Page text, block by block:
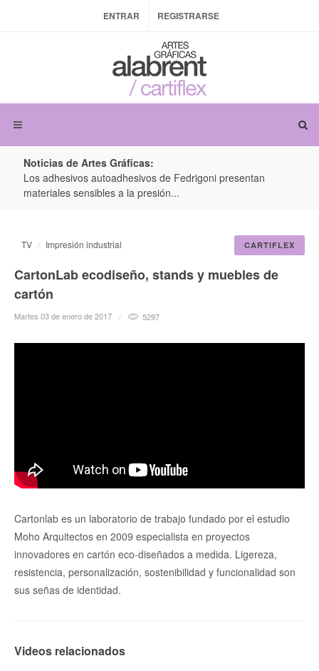
ENTRAR REGISTRARSE
Noticias de Artes Gráficas:
Los adhesivos autoadhesivos de Fedrigoni presentan
materiales sensibles a la presión...
CARTIFLEX
TV Impresión industrial
CartonLab ecodiseño, stands y muebles de
cartón
Martes 03 de enero de 2017 5297
Cartonlab es un laboratorio de trabajo fundado por el estudio
Moho Arquitectos en 2009 especialista en proyectos
innovadores en cartón eco-diseñados a medida. Ligereza,
resistencia, personalización, sostenibilidad y funcionalidad son
sus señas de identidad.
Videos relacionados